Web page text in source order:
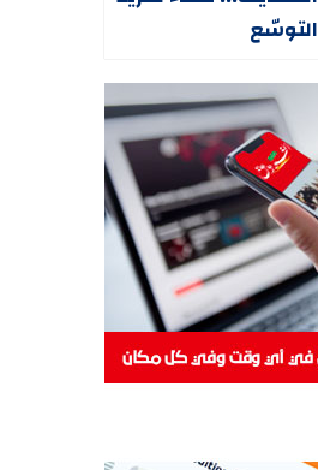
التوسّع